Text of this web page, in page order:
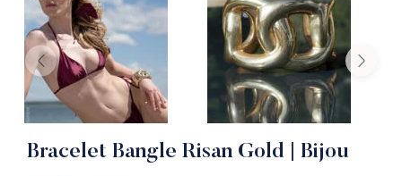
Bracelet Bangle Risan Gold | Bijou